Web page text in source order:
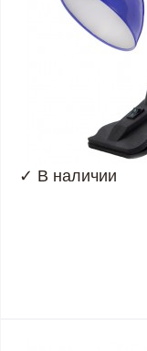
✓ В наличии